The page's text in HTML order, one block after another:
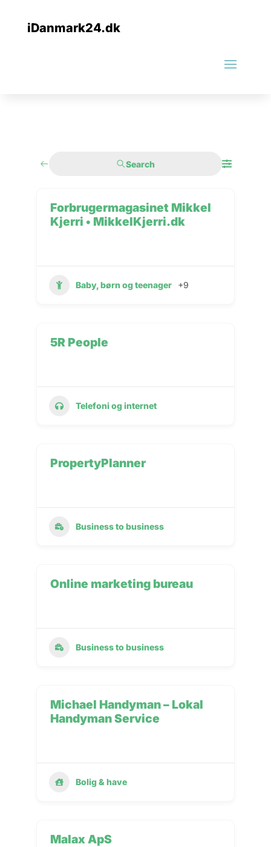
iDanmark24.dk
Search
Forbrugermagasinet Mikkel
Kjerri • MikkelKjerri.dk
Baby, børn og teenager +9
5R People
Telefoni og internet
PropertyPlanner
Business to business
Online marketing bureau
Business to business
Michael Handyman – Lokal
Handyman Service
Bolig & have
Malax ApS